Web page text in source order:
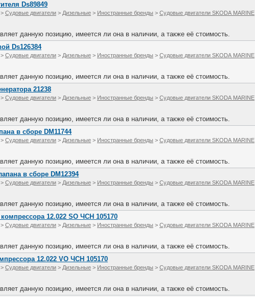
Ds89849
> Судовые двигатели > Дизельные > Иностранные бренды > Судовые двигатели SKODA MARINE
данную позицию, имеется ли она в наличии, а также её стоимость.
Ds126384
> Судовые двигатели > Дизельные > Иностранные бренды > Судовые двигатели SKODA MARINE
данную позицию, имеется ли она в наличии, а также её стоимость.
21238
> Судовые двигатели > Дизельные > Иностранные бренды > Судовые двигатели SKODA MARINE
данную позицию, имеется ли она в наличии, а также её стоимость.
в сборе DM11744
> Судовые двигатели > Дизельные > Иностранные бренды > Судовые двигатели SKODA MARINE
данную позицию, имеется ли она в наличии, а также её стоимость.
в сборе DM12394
> Судовые двигатели > Дизельные > Иностранные бренды > Судовые двигатели SKODA MARINE
данную позицию, имеется ли она в наличии, а также её стоимость.
12.022 SO ЧСН 105170
> Судовые двигатели > Дизельные > Иностранные бренды > Судовые двигатели SKODA MARINE
данную позицию, имеется ли она в наличии, а также её стоимость.
12.022 VO ЧСН 105170
> Судовые двигатели > Дизельные > Иностранные бренды > Судовые двигатели SKODA MARINE
данную позицию, имеется ли она в наличии, а также её стоимость.